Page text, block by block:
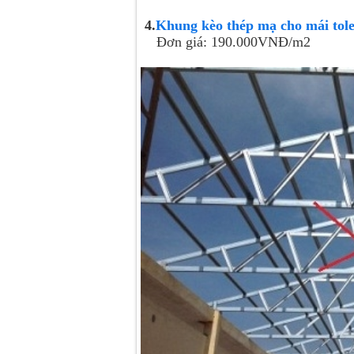
4.Khung kèo thép mạ cho mái tole
Đơn giá: 190.000VNĐ/m2